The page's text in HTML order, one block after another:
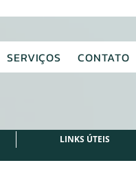
SERVIÇOS CONTATO
LINKS ÚTEIS